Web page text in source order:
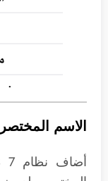
الاسم المختصر